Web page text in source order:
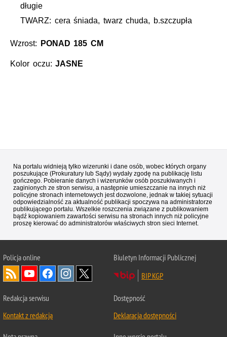
długie
TWARZ: cera śniada, twarz chuda, b.szczupła
Wzrost: PONAD 185 CM
Kolor oczu:JASNE
Na portalu widnieją tylko wizerunki i dane osób, wobec których organy
poszukujące (Prokuratury lub Sądy) wydały zgodę na publikację listu
gończego. Pobieranie danych i wizerunków osób poszukiwanych i
zaginionych ze stron serwisu, a następnie umieszczanie na innych niż
policyjne stronach internetowych jest dozwolone, jednak w takiej sytuacji
odpowiedzialność za aktualność publikacji spoczywa na administratorze
publikującego portalu. Wszelkie roszczenia związane z publikowaniem
bądź kopiowaniem zawartości serwisu na stronach innych niż policyjne
proszę kierować do administratorów właściwych stron sieci Internet.
Policjaonline
Biuletyn Informacji Publicznej
BIP KGP
Redakcja serwisu
Kontakt z redakcją
Dostępność
Deklaracja dostępności